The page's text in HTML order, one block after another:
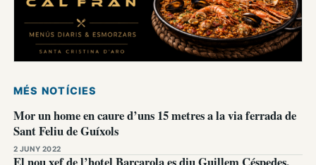
MÉS NOTÍCIES
Mor un home en caure d’uns 15 metres a la via ferrada de
Sant Feliu de Guíxols
2 JUNY 2022